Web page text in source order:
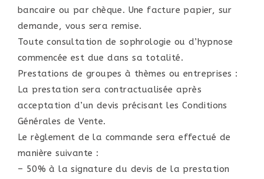
bancaire ou par chèque. Une facture papier, sur
demande, vous sera remise.
Toute consultation de sophrologie ou d’hypnose
commencée est due dans sa totalité.
Prestations de groupes à thèmes ou entreprises :
La prestation sera contractualisée après
acceptation d’un devis précisant les Conditions
Générales de Vente.
Le règlement de la commande sera effectué de
manière suivante :
– 50% à la signature du devis de la prestation